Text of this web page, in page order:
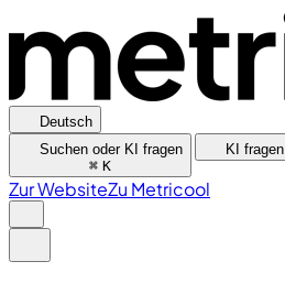
Deutsch
Suchen oder KI fragen
⌘ K
KI fragen
Zur WebsiteZu Metricool